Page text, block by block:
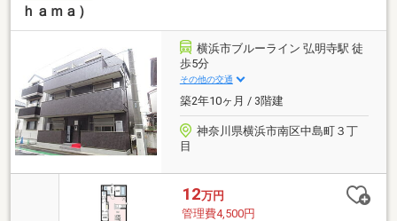
ｈａｍａ）
横浜市ブルーライン 弘明寺駅 徒
歩5分
その他の交通
築2年10ヶ月 / 3階建
神奈川県横浜市南区中島町３丁
目
12万円
管理費4,500円